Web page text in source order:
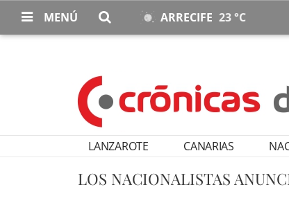
MENÚ ARRECIFE 23 °C
LANZAROTE CANARIAS
LOS NACIONALISTAS